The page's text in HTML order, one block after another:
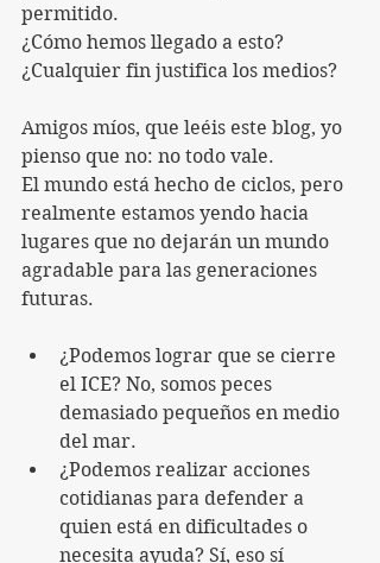
permitido.
¿Cómo hemos llegado a esto?
¿Cualquier fin justifica los medios?
Amigos míos, que leéis este blog, yo
pienso que no: no todo vale.
El mundo está hecho de ciclos, pero
realmente estamos yendo hacia
lugares que no dejarán un mundo
agradable para las generaciones
futuras.
¿Podemos lograr que se cierre
el ICE? No, somos peces
demasiado pequeños en medio
del mar.
¿Podemos realizar acciones
cotidianas para defender a
quien está en dificultades o
necesita ayuda? Sí, eso sí